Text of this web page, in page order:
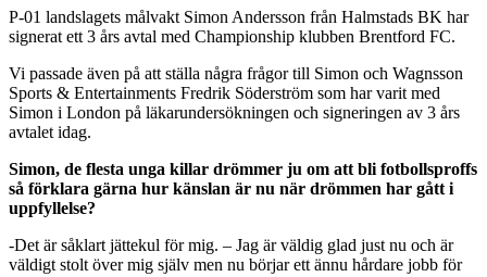
P-01 landslagets målvakt Simon Andersson från Halmstads BK har
signerat ett 3 års avtal med Championship klubben Brentford FC.
Vi passade även på att ställa några frågor till Simon och Wagnsson
Sports & Entertainments Fredrik Söderström som har varit med
Simon i London på läkarundersökningen och signeringen av 3 års
avtalet idag.
Simon, de flesta unga killar drömmer ju om att bli fotbollsproffs
så förklara gärna hur känslan är nu när drömmen har gått i
uppfyllelse?
-Det är såklart jättekul för mig. – Jag är väldig glad just nu och är
väldigt stolt över mig själv men nu börjar ett ännu hårdare jobb för